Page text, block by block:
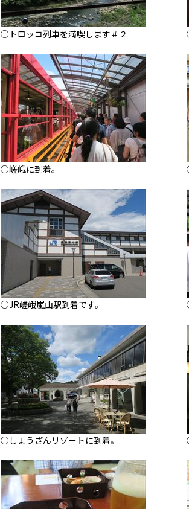
○トロッコ列車を満喫します＃２
○嵯峨に到着。
○JR嵯峨嵐山駅到着です。
○しょうざんリゾートに到着。